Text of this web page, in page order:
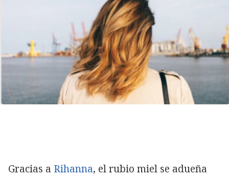
Gracias a Rihanna, el rubio miel se adueña